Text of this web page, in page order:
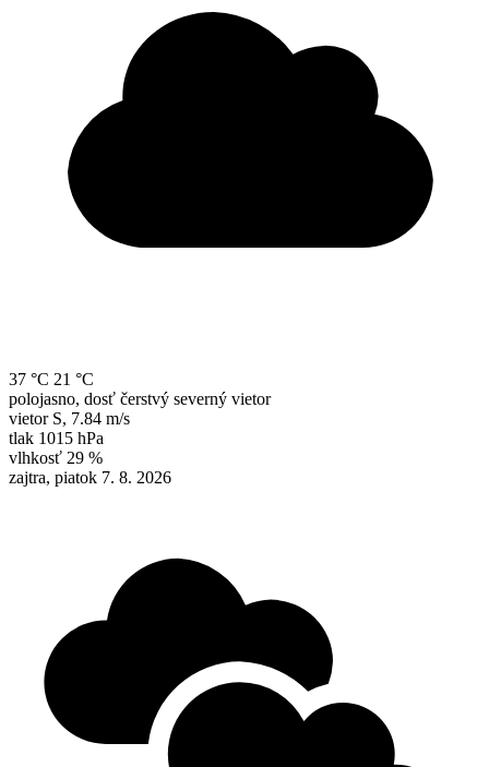
37 °C 21 °C
polojasno, dosť čerstvý severný vietor
vietor S, 7.84 m/s
tlak 1015 hPa
vlhkosť 29 %
zajtra, piatok 7. 8. 2026